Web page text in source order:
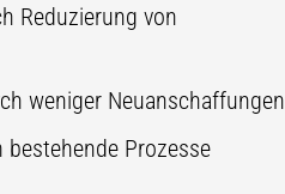
Reduzierung von
weniger Neuanschaffungen
Prozesse